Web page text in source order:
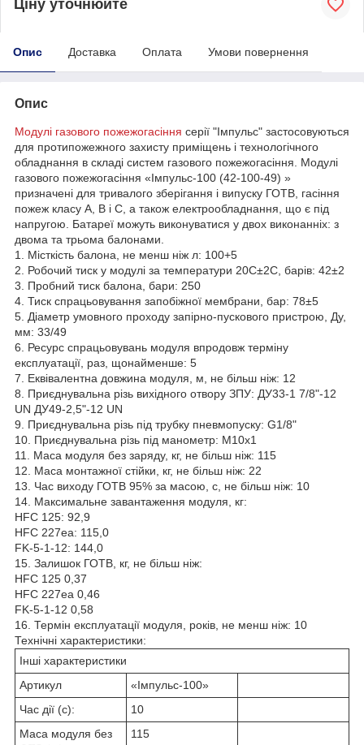
Ціну уточнюйте
Опис Доставка Оплата Умови повернення
Опис
Модулі газового пожежогасіння серії "Імпульс" застосовуються
для протипожежного захисту приміщень і технологічного
обладнання в складі систем газового пожежогасіння. Модулі
газового пожежогасіння «Імпульс-100 (42-100-49) »
призначені для тривалого зберігання і випуску ГОТВ, гасіння
пожеж класу А, В і С, а також електрообладнання, що є під
напругою. Батареї можуть виконуватися у двох виконанніх: з
двома та трьома балонами.
1. Місткість балона, не менш ніж л: 100+5
2. Робочий тиск у модулі за температури 20С±2С, барів: 42±2
3. Пробний тиск балона, бари: 250
4. Тиск спрацьовування запобіжної мембрани, бар: 78±5
5. Діаметр умовного проходу запірно-пускового пристрою, Ду,
мм: 33/49
6. Ресурс спрацьовувань модуля впродовж терміну
експлуатації, раз, щонайменше: 5
7. Еквівалентна довжина модуля, м, не більш ніж: 12
8. Приєднувальна різь вихідного отвору ЗПУ: ДУ33-1 7/8"-12
UN ДУ49-2,5"-12 UN
9. Приєднувальна різь під трубку пневмопуску: G1/8"
10. Приєднувальна різь під манометр: M10x1
11. Маса модуля без заряду, кг, не більш ніж: 115
12. Маса монтажної стійки, кг, не більш ніж: 22
13. Час виходу ГОТВ 95% за масою, с, не більш ніж: 10
14. Максимальне завантаження модуля, кг:
НFC 125: 92,9
HFC 227еа: 115,0
FK-5-1-12: 144,0
15. Залишок ГОТВ, кг, не більш ніж:
НFC 125 0,37
HFC 227еа 0,46
FK-5-1-12 0,58
16. Термін експлуатації модуля, років, не менш ніж: 10
Технічні характеристики:
Інші характеристики
Артикул
«Імпульс-100»
Час дії (с):
10
Маса модуля без
115